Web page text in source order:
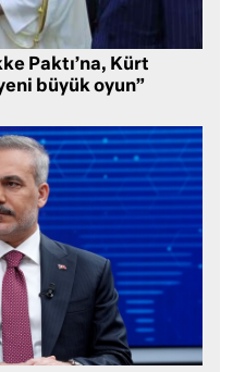
Paktı’na, Kürt
büyük oyun”